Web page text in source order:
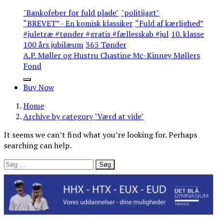
"Bankofeber for fuld plade" "politijagt"
“BREVET” - En komisk klassiker “Fuld af kærlighed”
#juletræ #tønder #gratis #fællesskab #jul 10. klasse
100 års jubilæum 365 Tønder
A.P. Møller og Hustru Chastine Mc-Kinney Møllers
Fond
Buy Now
Home
Archive by category "Værd at vide"
It seems we can’t find what you’re looking for. Perhaps
searching can help.
Søg
efter: